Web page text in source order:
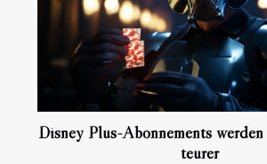
Disney Plus-Abonnements
teurer